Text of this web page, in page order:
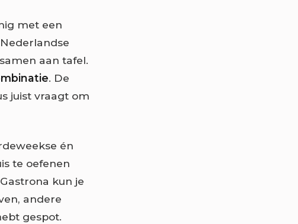
met een
aan tafel.
. De
juist vraagt om
én
te oefenen
kun je
andere
gespot.